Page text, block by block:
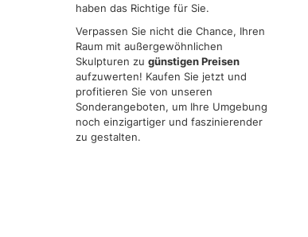
haben das Richtige für Sie.
Verpassen Sie nicht die Chance, Ihren
Raum mit außergewöhnlichen
Skulpturen zu günstigen Preisen
aufzuwerten! Kaufen Sie jetzt und
profitieren Sie von unseren
Sonderangeboten, um Ihre Umgebung
noch einzigartiger und faszinierender
zu gestalten.